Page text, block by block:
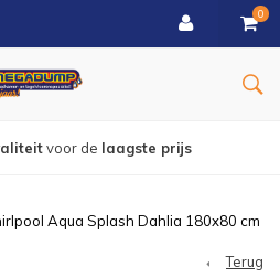
0
vanaf € 150
Aqua Splash Dahlia 180x80 cm
Terug